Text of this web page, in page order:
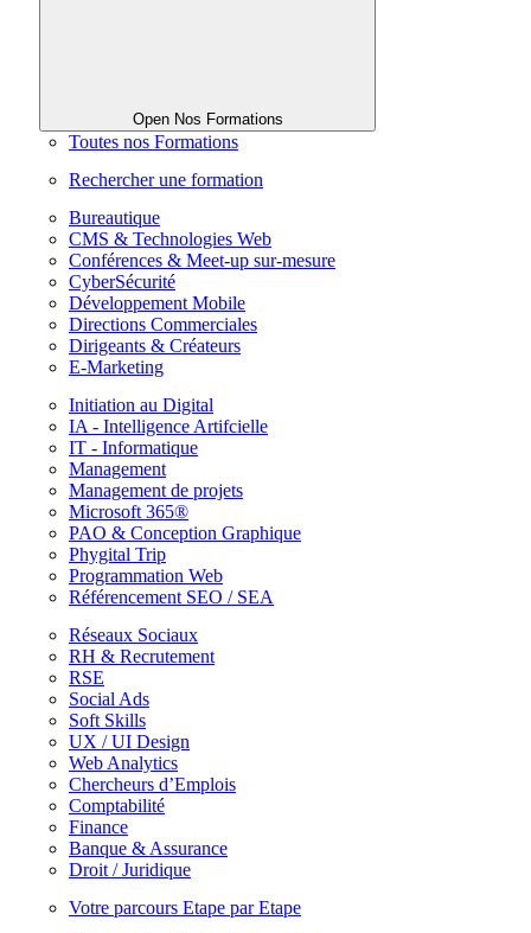
Open Nos Formations
Toutes nos Formations
Rechercher une formation
Bureautique
CMS & Technologies Web
Conférences & Meet-up sur-mesure
CyberSécurité
Développement Mobile
Directions Commerciales
Dirigeants & Créateurs
E-Marketing
Initiation au Digital
IA - Intelligence Artifcielle
IT - Informatique
Management
Management de projets
Microsoft 365®
PAO & Conception Graphique
Phygital Trip
Programmation Web
Référencement SEO / SEA
Réseaux Sociaux
RH & Recrutement
RSE
Social Ads
Soft Skills
UX / UI Design
Web Analytics
Chercheurs d’Emplois
Comptabilité
Finance
Banque & Assurance
Droit / Juridique
Votre parcours Etape par Etape